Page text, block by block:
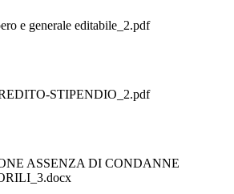
e generale editabile_2.pdf
STIPENDIO_2.pdf
ASSENZA DI CONDANNE